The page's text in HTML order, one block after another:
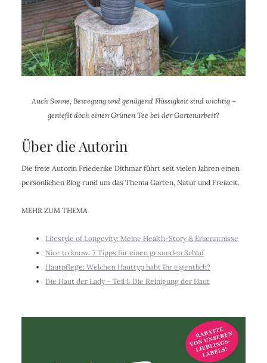
Auch Sonne, Bewegung und genügend Flüssigkeit sind wichtig –
genießt doch einen Grünen Tee bei der Gartenarbeit?
Über die Autorin
Die freie Autorin Friederike Dithmar führt seit vielen Jahren einen
persönlichen Blog rund um das Thema Garten, Natur und Freizeit.
MEHR ZUM THEMA
Lifestyle of Longevity: Meine Health-Story & Erkenntnisse
Nice to know: 7 Tipps für einen gesunden Schlaf
Hautpflege: Welchen Hauttyp habt Ihr eigentlich?
Die Haut der Lady – Teil 1: Die Reinigung der Haut